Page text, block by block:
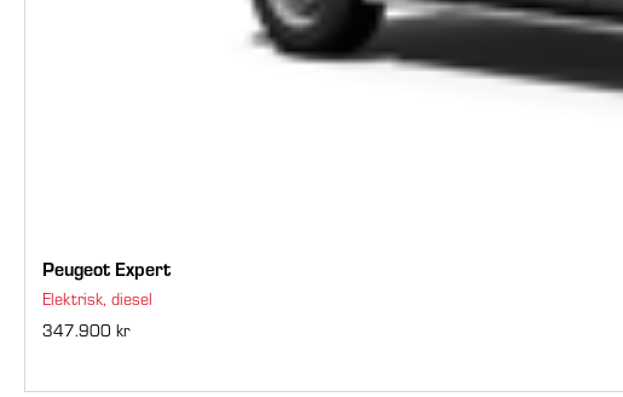
Peugeot Expert
Elektrisk, diesel
347.900 kr